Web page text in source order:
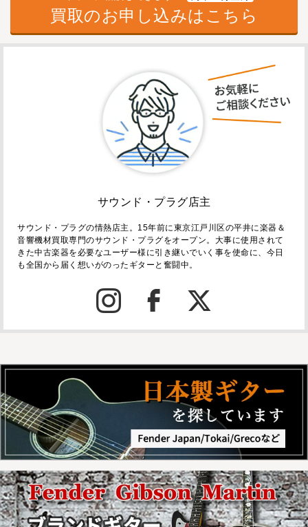
買取のお申し込みはこちら
サウンド・プラグ店主
サウンド・プラグの情熱店主。15年前に東京江戸川区の平井に楽器＆
音響機材買取専門のサウンド・プラグをオープン。大事に使用されて
きた中古楽器を必要なユーザー様に引き継いでいく事を使命に、今日
も全国から届く想いがのったギターと奮闘中。